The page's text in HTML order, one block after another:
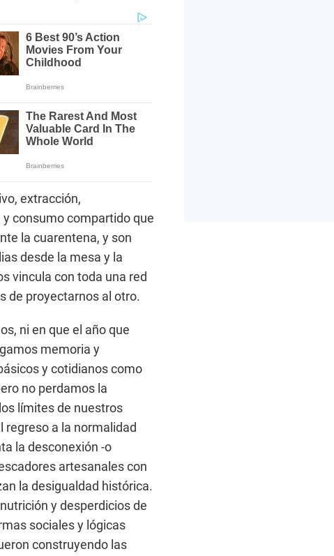
extracción,
consumo compartido que
la cuarentena, y son
desde la mesa y la
vincula con toda una red
de proyectarnos al otro.
ni en que el año que
memoria y
y cotidianos como
no perdamos la
límites de nuestros
a la normalidad
la desconexión -o
artesanales con
la desigualdad histórica.
y desperdicios de
sociales y lógicas
construyendo las